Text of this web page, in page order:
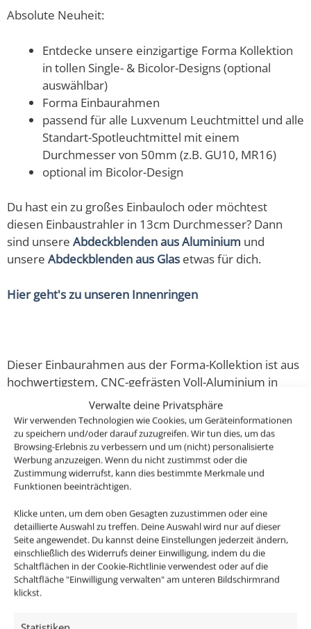
Verwalte deine Privatsphäre
Wir verwenden Technologien wie Cookies, um Geräteinformationen
zu speichern und/oder darauf zuzugreifen. Wir tun dies, um das
Browsing-Erlebnis zu verbessern und um (nicht) personalisierte
Werbung anzuzeigen. Wenn du nicht zustimmst oder die
Zustimmung widerrufst, kann dies bestimmte Merkmale und
Funktionen beeinträchtigen.
Klicke unten, um dem oben Gesagten zuzustimmen oder eine
detaillierte Auswahl zu treffen. Deine Auswahl wird nur auf dieser
Seite angewendet. Du kannst deine Einstellungen jederzeit ändern,
einschließlich des Widerrufs deiner Einwilligung, indem du die
Schaltflächen in der Cookie-Richtlinie verwendest oder auf die
Schaltfläche "Einwilligung verwalten" am unteren Bildschirmrand
klickst.
Absolute Neuheit:
Entdecke unsere einzigartige Forma Kollektion
in tollen Single- & Bicolor-Designs (optional
auswählbar)
Forma Einbaurahmen
passend für alle Luxvenum Leuchtmittel und alle
Standart-Spotleuchtmittel mit einem
Durchmesser von 50mm (z.B. GU10, MR16)
optional im Bicolor-Design
Du hast ein zu großes Einbauloch oder möchtest
diesen Einbaustrahler in 13cm Durchmesser? Dann
sind unsere Abdeckblenden aus Aluminium und
unsere Abdeckblenden aus Glas etwas für dich.
Hier geht's zu unseren Innenringen
Dieser Einbaurahmen aus der Forma-Kollektion ist aus
hochwertigstem, CNC-gefrästen Voll-Aluminium in
einem warmen glanz-polierten gold
Passende Leuchtmittel findest du hier im Shop!
Oder bestelle gleich unsere anschlussfertigen
Komplett-Sets und spare bares Geld!
Folgendes ist im Lieferumfang enthalten:
1x Forma Aluminium Einbaurahmen gold rund
Technische Daten